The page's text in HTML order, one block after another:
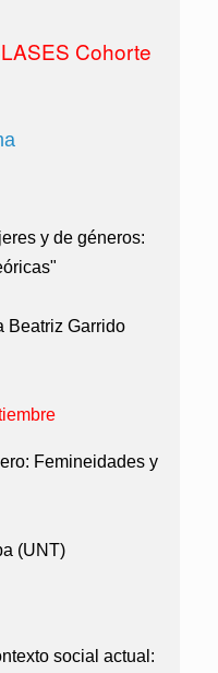
Cohorte
y de géneros:
Beatriz Garrido
Femineidades y
(UNT)
social actual: